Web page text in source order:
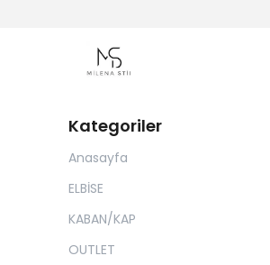
Kategoriler
Anasayfa
ELBİSE
KABAN/KAP
OUTLET